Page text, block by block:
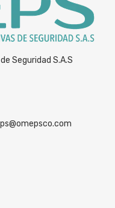
Seguridad S.A.S